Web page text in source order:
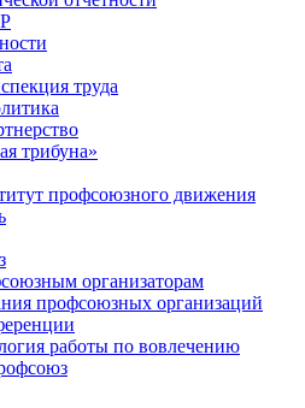
труда
трибуна»
профсоюзного движения
организаторам
профсоюзных организаций
работы по вовлечению